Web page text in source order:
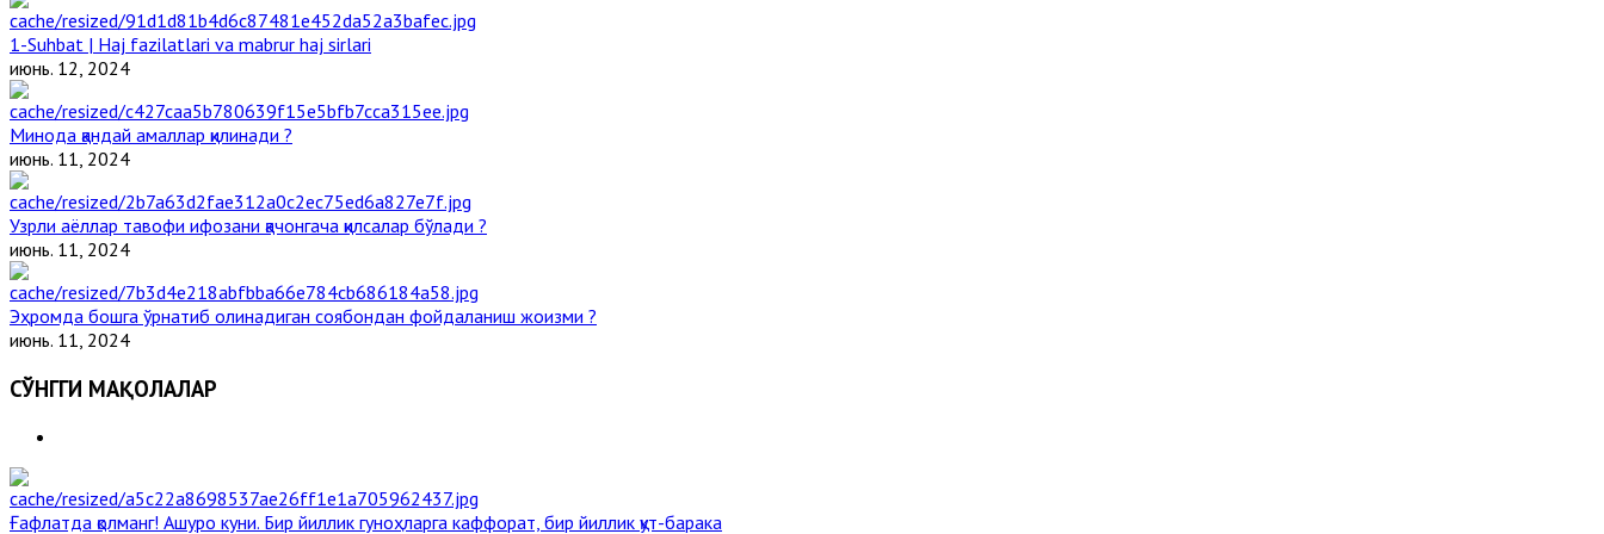
1-Suhbat | Haj fazilatlari va mabrur haj sirlari
июнь. 12, 2024
Минода қандай амаллар қилинади ?
июнь. 11, 2024
Узрли аёллар тавофи ифозани қачонгача қилсалар бўлади ?
июнь. 11, 2024
Эҳромда бошга ўрнатиб олинадиган соябондан фойдаланиш жоизми ?
июнь. 11, 2024
СЎНГГИ МАҚОЛАЛАР
Ғафлатда қолманг! Ашуро куни. Бир йиллик гуноҳларга каффорат, бир йиллик қут-барака